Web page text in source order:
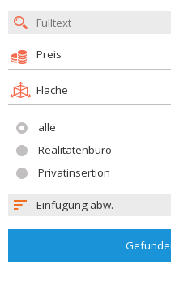
Preis
Fläche
alle
Realitätenbüro
Privatinsertion
Einfügung abw.